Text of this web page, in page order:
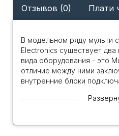
Отзывов (0) Плати
В модельном ряду мульти
Electronics существует
вида оборудования - это
отличие между ними
внутренние блоки
наружному блоку